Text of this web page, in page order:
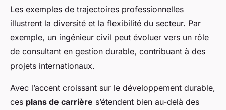
Les exemples de trajectoires professionnelles
illustrent la diversité et la flexibilité du secteur. Par
exemple, un ingénieur civil peut évoluer vers un rôle
de consultant en gestion durable, contribuant à des
projets internationaux.
Avec l’accent croissant sur le développement durable,
ces plans de carrière s’étendent bien au-delà des